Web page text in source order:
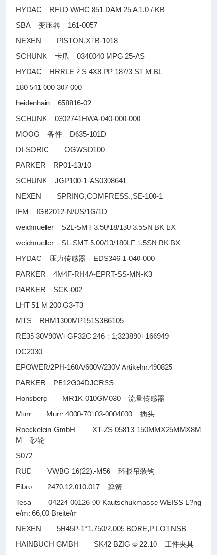
HYDAC RFLD W/HC 851 DAM 25 A 1.0 /-KB
SBA变压器
161-0057
NEXEN PISTON,XTB-1018
SCHUNK卡爪
0340040 MPG 25-AS
HYDAC HRRLE 2 S 4X8 PP 187/3 ST M BL
180 541 000 307 000
heidenhain 658816-02
SCHUNK 0302741HWA-040-000-000
MOOG备件 D635-101D
DI-SORIC OGWSD100
PARKER RP01-13/10
SCHUNK JGP100-1-AS0308641
NEXEN SPRING,COMPRESS.,SE-100-1
IFM IGB2012-N/US/1G/1D
weidmueller S2L-SMT 3.50/18/180 3.5SN BK BX
weidmueller SL-SMT 5.00/13/180LF 1.5SN BK BX
HYDAC 压力传感器
EDS346-1-040-000
PARKER 4M4F-RH4A-EPRT-SS-MN-K3
PARKER SCK-002
LHT 51 M 200 G3-T3
MTS RHM1300MP151S3B6105
RE35 30V90W+GP32C 246 ： 1;323890+166949
DC2030
EPOWER/2PH-160A/600V/230V Artikelnr.490825
PARKER PB12G04DJCRSS
Honsberg MR1K-010GM030流量传感器
Murr Murr: 4000-70103-0004000插头
Roeckelein GmbH XT-ZS 05813 150MMX25MMX8M
M砂轮
S072
RUD VWBG 16(22)t-M56环眼吊装钩
Fibro 2470.12.010.017弹簧
Tesa 04224-00126-00 Kautschukmasse WEISS L?ng
e/m: 66,00 Breite/m
NEXEN 5H45P-1*1.750/2.005 BORE,PILOT,NSB
HAINBUCH GMBH SK42 BZIGΦ 22.10 工件夹具